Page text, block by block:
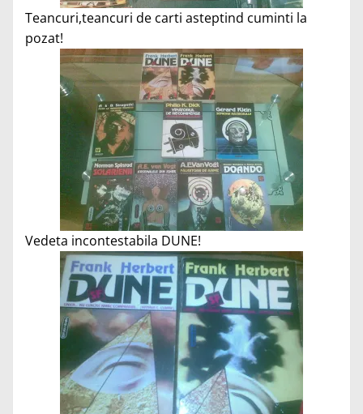
Teancuri,teancuri de carti asteptind cuminti la
pozat!
Vedeta incontestabila DUNE!